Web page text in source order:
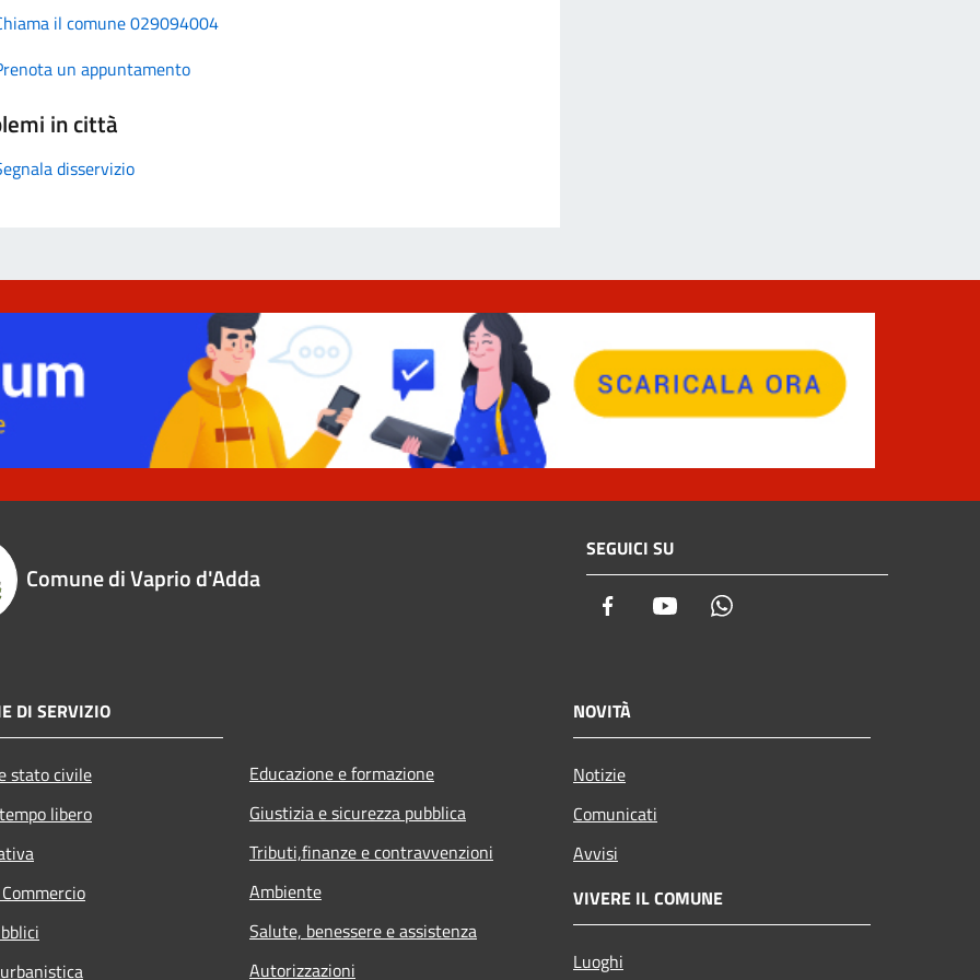
il comune 029094004
un appuntamento
in città
disservizio
Comune di Vaprio d'Adda
SEGUICI SU
Facebook Youtube
DI SERVIZIO
stato civile
libero
Educazione e formazione
Giustizia e sicurezza pubblica
Tributi,finanze e contravvenzioni
Ambiente
Salute, benessere e assistenza
Autorizzazioni
NOVITÀ
Notizie
Comunicati
Avvisi
VIVERE IL COMUNE
Luoghi